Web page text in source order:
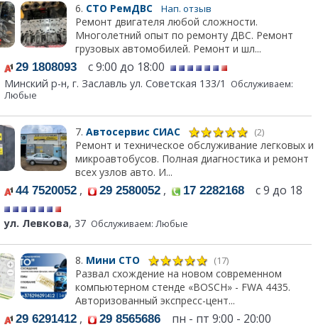
6. СТО РемДВС Нап. отзыв
Ремонт двигателя любой сложности.
Многолетний опыт по ремонту ДВС. Ремонт
грузовых автомобилей. Ремонт и шл...
29 1808093 с 9:00 до 18:00
Минский р-н, г. Заславль ул. Советская 133/1
Обслуживаем:
Любые
7. Автосервис СИАС (2)
Ремонт и техническое обслуживание легковых и
микроавтобусов. Полная диагностика и ремонт
всех узлов авто. И...
44 7520052 , 29 2580052 , 17 2282168 с 9 до 18
ул. Левкова, 37 Обслуживаем: Любые
8. Мини СТО (17)
Развал схождение на новом современном
компьютерном стенде «BOSCH» - FWA 4435.
Авторизованный экспресс-цент...
29 6291412 , 29 8565686 пн - пт 9:00 - 20:00